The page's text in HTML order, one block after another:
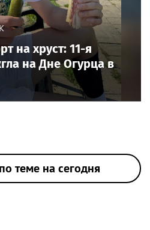
на хруст: 11-я
на Дне Огурца в
теме на сегодня